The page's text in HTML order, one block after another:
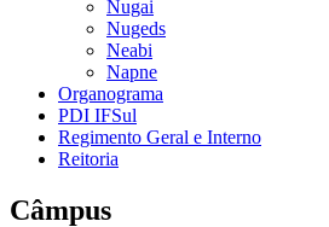
Nugai
Nugeds
Neabi
Napne
Organograma
PDI IFSul
Regimento Geral e Interno
Reitoria
Câmpus